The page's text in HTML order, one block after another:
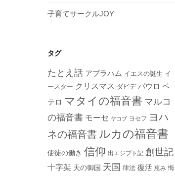
子育てサークルJOY
タグ
たとえ話 アブラハム イエスの誕生 イ
ースター クリスマス ダビデ パウロ ペ
テロ マタイの福音書 マルコ
の福音書 モーセ ヤコブ ヨセフ ヨハ
ネの福音書 ルカの福音書
使徒の働き 信仰 出エジプト記 創世記
十字架 天の御国 天国 律法 復活 恵み 悔